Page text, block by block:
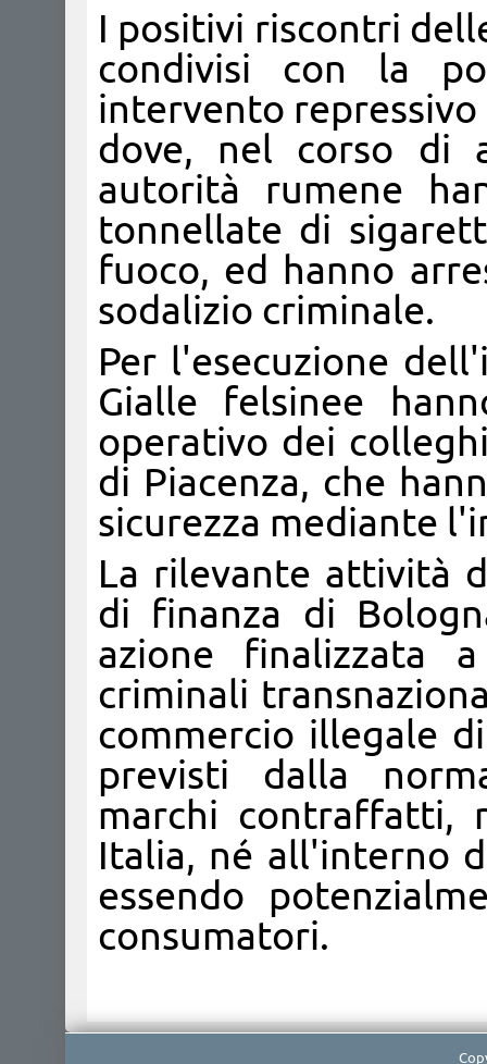
I positivi riscontri
condivisi con la
intervento
dove, nel corso di
autorità rumene
tonnellate di
fuoco, ed hanno
sodalizio criminale.
Per l'esecuzione
Gialle felsinee
operativo dei
di Piacenza, che
sicurezza mediante
La rilevante attività
di finanza di
azione finalizzata
criminali
commercio illegale
previsti dalla
marchi contraffatti,
Italia, né all'interno
essendo
consumatori.​